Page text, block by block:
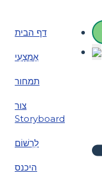
דף הבית
אֶמְצָעִי
תמחור
צור
Storyboard
לִרְשׁוֹם
היכנס